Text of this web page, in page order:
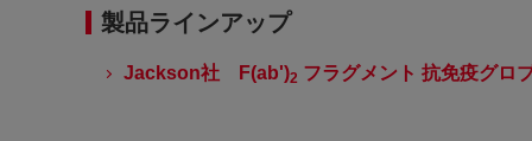
製品ラインアップ
Jackson社 F(ab')2 フラグメント 抗免疫グロ